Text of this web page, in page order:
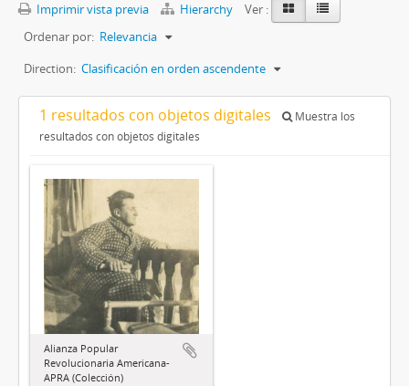
Imprimir vista previa Hierarchy
Ver :
Ordenar por: Relevancia
Direction: Clasificación en orden ascendente
1 resultados con objetos digitales
Muestra los
resultados con objetos digitales
Alianza Popular
Revolucionaria Americana-
APRA (Colección)